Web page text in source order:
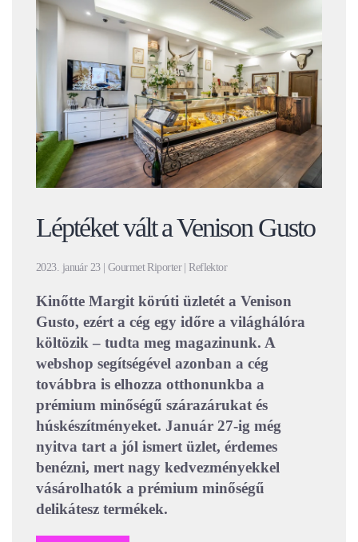
Léptéket vált a Venison Gusto
2023. január 23 | Gourmet Riporter | Reflektor
Kinőtte Margit körúti üzletét a Venison
Gusto, ezért a cég egy időre a világhálóra
költözik – tudta meg magazinunk. A
webshop segítségével azonban a cég
továbbra is elhozza otthonunkba a
prémium minőségű szárazárukat és
húskészítményeket. Január 27-ig még
nyitva tart a jól ismert üzlet, érdemes
benézni, mert nagy kedvezményekkel
vásárolhatók a prémium minőségű
delikátesz termékek.